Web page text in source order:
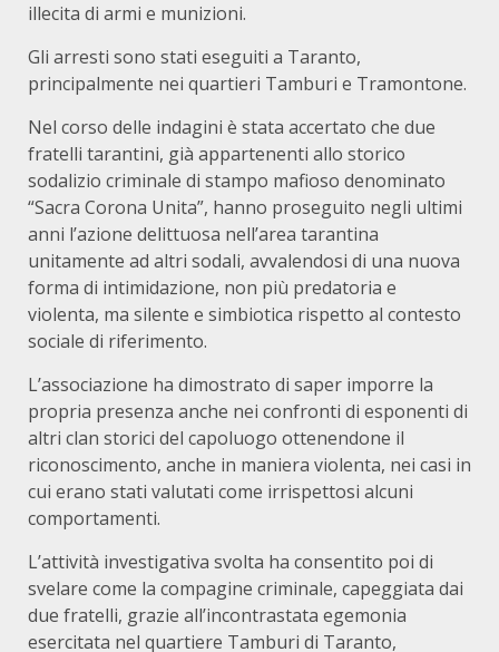
illecita di armi e munizioni.
Gli arresti sono stati eseguiti a Taranto,
principalmente nei quartieri Tamburi e Tramontone.
Nel corso delle indagini è stata accertato che due
fratelli tarantini, già appartenenti allo storico
sodalizio criminale di stampo mafioso denominato
“Sacra Corona Unita”, hanno proseguito negli ultimi
anni l’azione delittuosa nell’area tarantina
unitamente ad altri sodali, avvalendosi di una nuova
forma di intimidazione, non più predatoria e
violenta, ma silente e simbiotica rispetto al contesto
sociale di riferimento.
L’associazione ha dimostrato di saper imporre la
propria presenza anche nei confronti di esponenti di
altri clan storici del capoluogo ottenendone il
riconoscimento, anche in maniera violenta, nei casi in
cui erano stati valutati come irrispettosi alcuni
comportamenti.
L’attività investigativa svolta ha consentito poi di
svelare come la compagine criminale, capeggiata dai
due fratelli, grazie all’incontrastata egemonia
esercitata nel quartiere Tamburi di Taranto,